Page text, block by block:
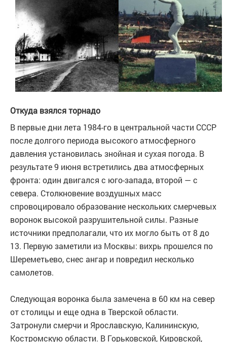
Откуда взялся торнадо
В первые дни лета 1984-го в центральной части СССР
после долгого периода высокого атмосферного
давления установилась знойная и сухая погода. В
результате 9 июня встретились два атмосферных
фронта: один двигался с юго-запада, второй — с
севера. Столкновение воздушных масс
спровоцировало образование нескольких смерчевых
воронок высокой разрушительной силы. Разные
источники предполагали, что их могло быть от 8 до
13. Первую заметили из Москвы: вихрь прошелся по
Шереметьево, снес ангар и повредил несколько
самолетов.
Следующая воронка была замечена в 60 км на север
от столицы и еще одна в Тверской области.
Затронули смерчи и Ярославскую, Калининскую,
Костромскую области. В Горьковской, Кировской,